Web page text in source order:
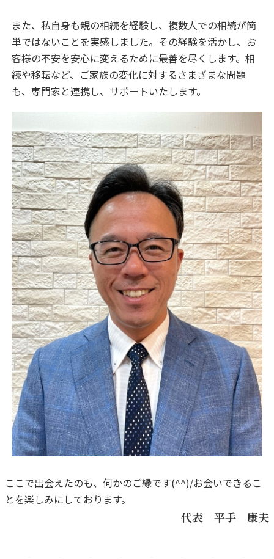
また、私自身も親の相続を経験し、複数人での相続が簡
単ではないことを実感しました。その経験を活かし、お
客様の不安を安心に変えるために最善を尽くします。相
続や移転など、ご家族の変化に対するさまざまな問題
も、専門家と連携し、サポートいたします。
ここで出会えたのも、何かのご縁です(^^)/お会いできるこ
とを楽しみにしております。
代表 平手 康夫